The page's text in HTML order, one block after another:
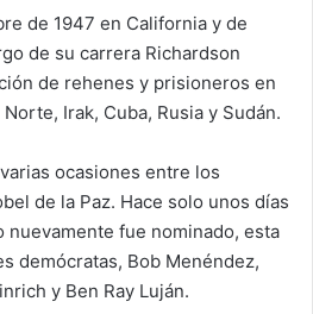
de 1947 en California y de
de su carrera Richardson
de rehenes y prisioneros en
Irak, Cuba, Rusia y Sudán.
ocasiones entre los
de la Paz. Hace solo unos días
nuevamente fue nominado, esta
demócratas, Bob Menéndez,
y Ben Ray Luján.